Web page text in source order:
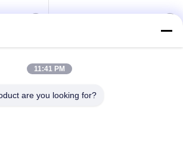
Schnittscheibe für
Wolframkarbid
11:41 PM
are you looking for?